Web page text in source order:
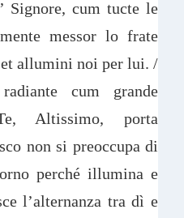
Signore, cum tucte le
messor lo frate
allumini noi per lui. /
cum grande
Altissimo, porta
non si preoccupa di
perché illumina e
l’alternanza tra dì e